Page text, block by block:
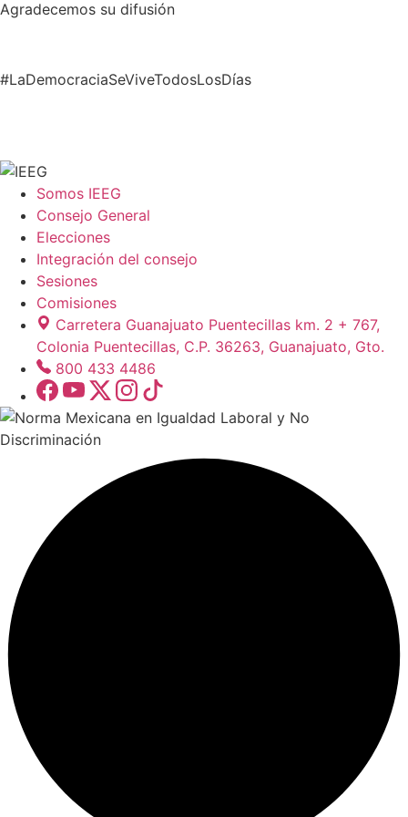
Agradecemos su difusión
#LaDemocraciaSeViveTodosLosDías
Somos IEEG
Consejo General
Elecciones
Integración del consejo
Sesiones
Comisiones
Carretera Guanajuato Puentecillas km. 2 + 767,
Colonia Puentecillas, C.P. 36263, Guanajuato, Gto.
800 433 4486